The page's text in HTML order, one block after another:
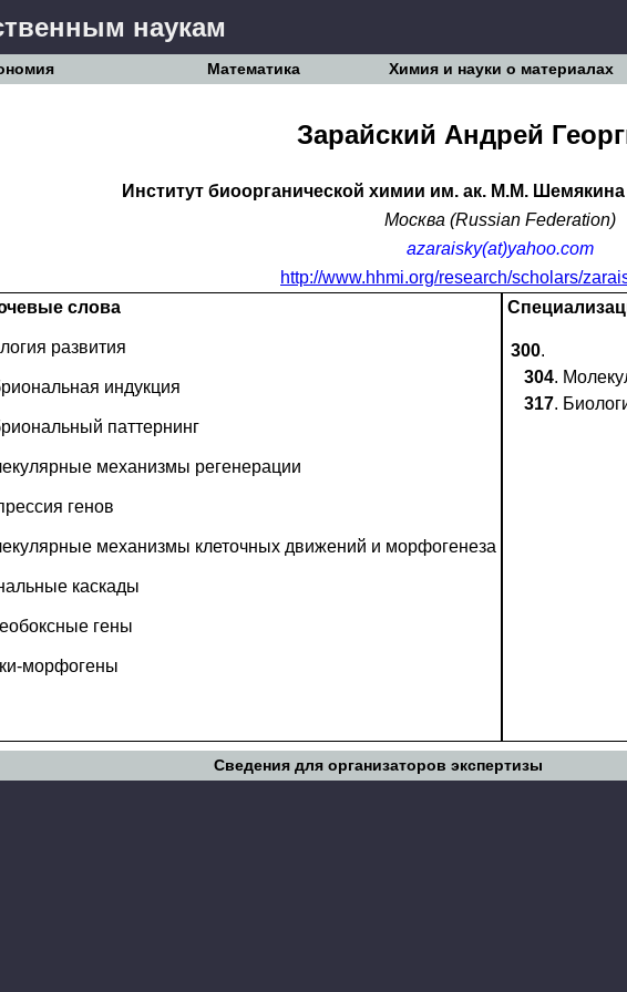
наукам
Математика Химия и науки о материалах
Зарайский Андрей
Институт биоорганической химии им. ак. М.М.
Москва (Russian Federation)
azaraisky(at)yahoo.com
http://www.hhmi.org/research/scholars/
слова
развития
индукция
паттернинг
механизмы регенерации
генов
механизмы клеточных движений и морфогенеза
каскады
гены
морфогены
300.
304.
317.
Сведения для организаторов экспертизы